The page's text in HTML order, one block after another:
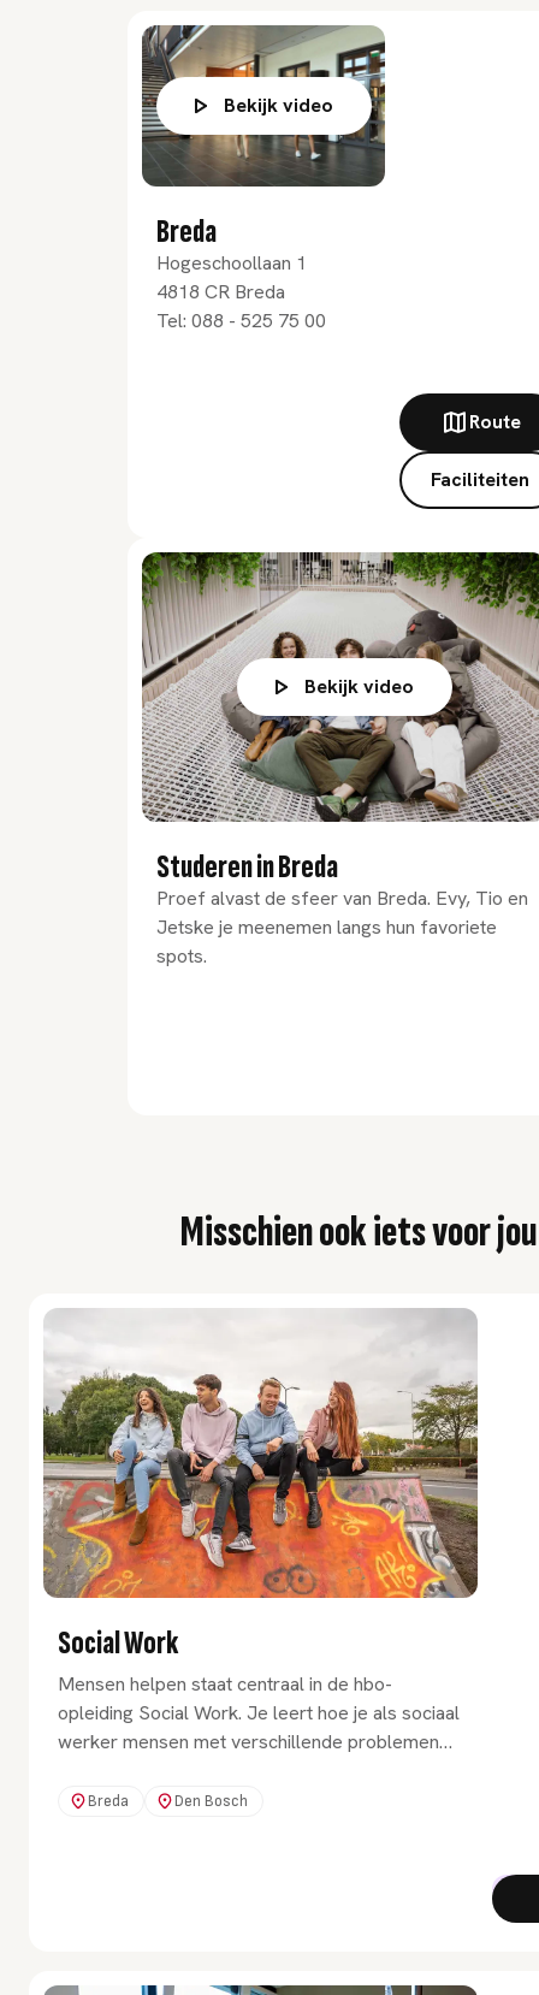
Bekijk video
Breda
Hogeschoollaan 1
4818 CR Breda
Tel: 088 - 525 75 00
Route
Faciliteiten
Bekijk video
Studeren in Breda
Proef alvast de sfeer van Breda. Evy, Tio en
Jetske je meenemen langs hun favoriete
spots.
Misschien ook iets voor jou
Social Work
Mensen helpen staat centraal in de hbo-
opleiding Social Work. Je leert hoe je als sociaal
werker mensen met verschillende problemen
aan de maatschappij.
Breda Den Bosch